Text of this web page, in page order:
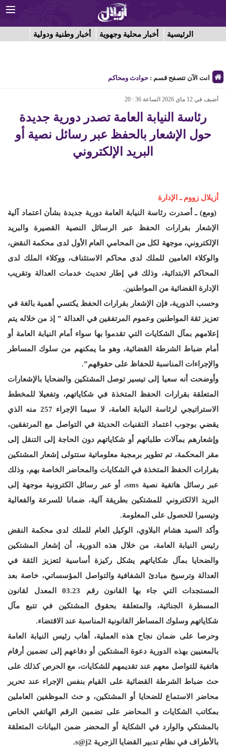
الرئيسية أخبار محلية وجهوية أخبار وطنية ودولية
انت الآن تتصفح قسم : حوادث ومحاكم
أضيف في 12 ماي 2026 الساعة 36 : 20
رئاسة النيابة العامة تصدر دورية جديدة
حول الإشعار بالحفظ عبر رسائل نصية أو
البريد الإلكتروني
أزيلال زووم ـ الإدارة
(ومع) ـ أصدرت رئاسة النيابة العامة دورية جديدة بشأن اعتماد آلية
الإشعار بقرارات الحفظ عبر الرسائل النصية القصيرة والبريد
الإلكتروني، موجهة لكل من المحامي العام الأول لدى محكمة النقض،
والوكلاء العامين للملك لدى محاكم الاستئناف، ووكلاء الملك لدى
المحاكم الابتدائية، وذلك في إطار تحديث خدمات العدالة وتقريب
الإدارة القضائية من المواطنين.
وحسب الدورية، فإن الإشعار بقرارات الحفظ يكتسي أهمية بالغة في
تعزيز ثقة المواطنين وعموم المرتفقين في العدالة ” إذ من خلاله يتم
إعلامهم بمآل الشكايات التي تقدموا بها سواء أمام النيابة العامة أو
أمام ضباط الشرطة القضائية، وهو ما يمكنهم من سلوك المساطر
والإجراءات المناسبة للحفاظ على حقوقهم”.
وأوضحت أنه سعيا إلى تيسير توصل المشتكين والضحايا بالإشعارات
المتعلقة بقرارات الحفظ المتخذة في شكاياتهم، وتفعيلا للمخطط
الاستراتيجي لرئاسة النيابة العامة، لا سيما الإجراء 257 منه الذي
يقضي بوجوب اعتماد التقنيات الحديثة في التواصل مع المرتفقين،
وإشعارهم بمآلات طلباتهم أو شكاياتهم دون الحاجة إلى التنقل إلى
مقر المحكمة، تم تطوير برمجية معلوماتية ستتولى إشعار المشتكين
بقرارات الحفظ المتخذة في الشكايات والمحاضر الخاصة بهم، وذلك
عبر رسائل هاتفية نصية sms، أو عبر رسائل الكترونية موجهة إلى
البريد الالكتروني للمشتكين بطريقة آلية، ضمانا للسرعة والفعالية
وتيسيرا للحصول على المعلومة.
وأكد السيد هشام البلاوي، الوكيل العام للملك لدى محكمة النقض
رئيس النيابة العامة، من خلال هذه الدورية، أن إشعار المشتكين
والضحايا بمآل شكاياتهم يشكل ركيزة أساسية لتعزيز الثقة في
العدالة وترسيخ مبادئ الشفافية والتواصل المؤسساتي، خاصة بعد
المستجدات التي جاء بها القانون رقم 03.23 المعدل لقانون
المسطرة الجنائية، والمتعلقة بحقوق المشتكين في تتبع مآل
شكاياتهم وسلوك المساطر القانونية المناسبة عند الاقتضاء.
وحرصا على ضمان نجاح هذه العملية، أهاب رئيس النيابة العامة
بالمعنيين بهذه الدورية دعوة المشتكين أو دفاعهم إلى تضمين أرقام
هاتفية للتواصل معهم عند تقديمهم للشكايات، مع الحرص كذلك على
حث ضباط الشرطة القضائية على القيام بنفس الإجراء عند تحرير
محاضر الاستماع للضحايا أو المشتكين، و حث الموظفين العاملين
بمكاتب الشكايات و المحاضر على تضمين الرقم الهاتفي الخاص
بالمشتكي والوارد في الشكاية أو المحضر ضمن البيانات المتعلقة
بالأطراف في نظام تدبير القضايا الزجرية s@j2.